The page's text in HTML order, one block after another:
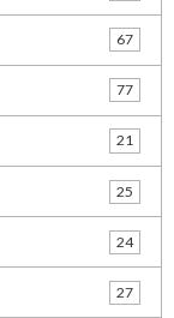
67
77
21
25
24
27